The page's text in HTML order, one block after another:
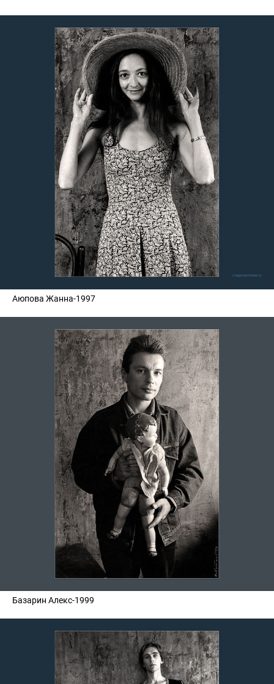
Аюпова Жанна-1997
Базарин Алекс-1999